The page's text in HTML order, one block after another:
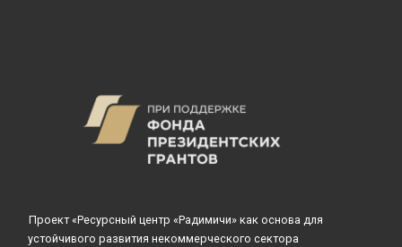
Проект «Ресурсный центр «Радимичи» как основа для
устойчивого развития некоммерческого сектора